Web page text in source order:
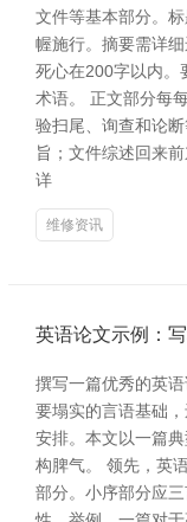
文件等基本部分。
幄施行。摘要需详
死心在200字以内。
术语。 正文部分每
验扫尾、询查和论
旨；文件综述回来
详
维修资讯
英语论文示例：
撰写一篇优秀的英
要塌实的言语基础
安排。本文以一篇
构脾气。 领先，英
部分。小序部分应